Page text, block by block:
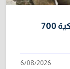
الهجمات الإيرانية تكبد القوات الأمريكية 700
6/08/2026